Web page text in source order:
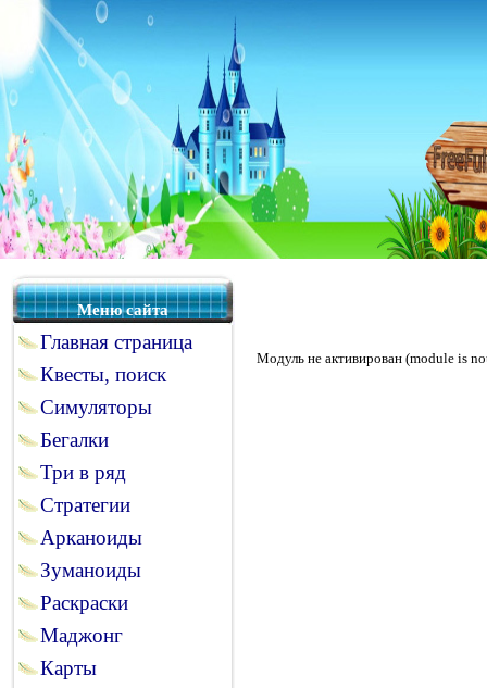
Меню сайта
Главная страница
Квесты, поиск
Симуляторы
Бегалки
Три в ряд
Стратегии
Арканоиды
Зуманоиды
Раскраски
Маджонг
Карты
Модуль не активирован (module is